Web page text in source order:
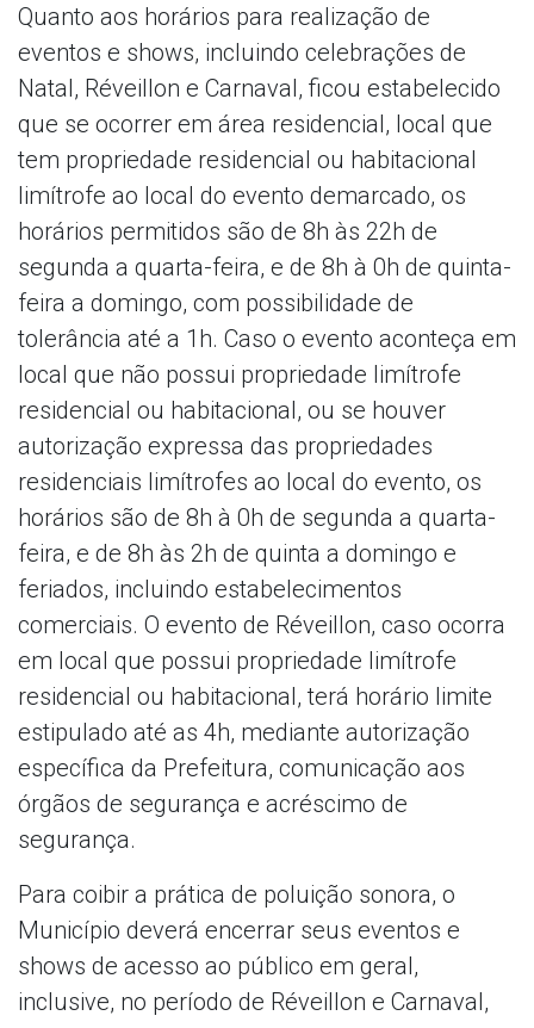
Quanto aos horários para realização de
eventos e shows, incluindo celebrações de
Natal, Réveillon e Carnaval, ficou estabelecido
que se ocorrer em área residencial, local que
tem propriedade residencial ou habitacional
limítrofe ao local do evento demarcado, os
horários permitidos são de 8h às 22h de
segunda a quarta-feira, e de 8h à 0h de quinta-
feira a domingo, com possibilidade de
tolerância até a 1h. Caso o evento aconteça em
local que não possui propriedade limítrofe
residencial ou habitacional, ou se houver
autorização expressa das propriedades
residenciais limítrofes ao local do evento, os
horários são de 8h à 0h de segunda a quarta-
feira, e de 8h às 2h de quinta a domingo e
feriados, incluindo estabelecimentos
comerciais. O evento de Réveillon, caso ocorra
em local que possui propriedade limítrofe
residencial ou habitacional, terá horário limite
estipulado até as 4h, mediante autorização
específica da Prefeitura, comunicação aos
órgãos de segurança e acréscimo de
segurança.
Para coibir a prática de poluição sonora, o
Município deverá encerrar seus eventos e
shows de acesso ao público em geral,
inclusive, no período de Réveillon e Carnaval,